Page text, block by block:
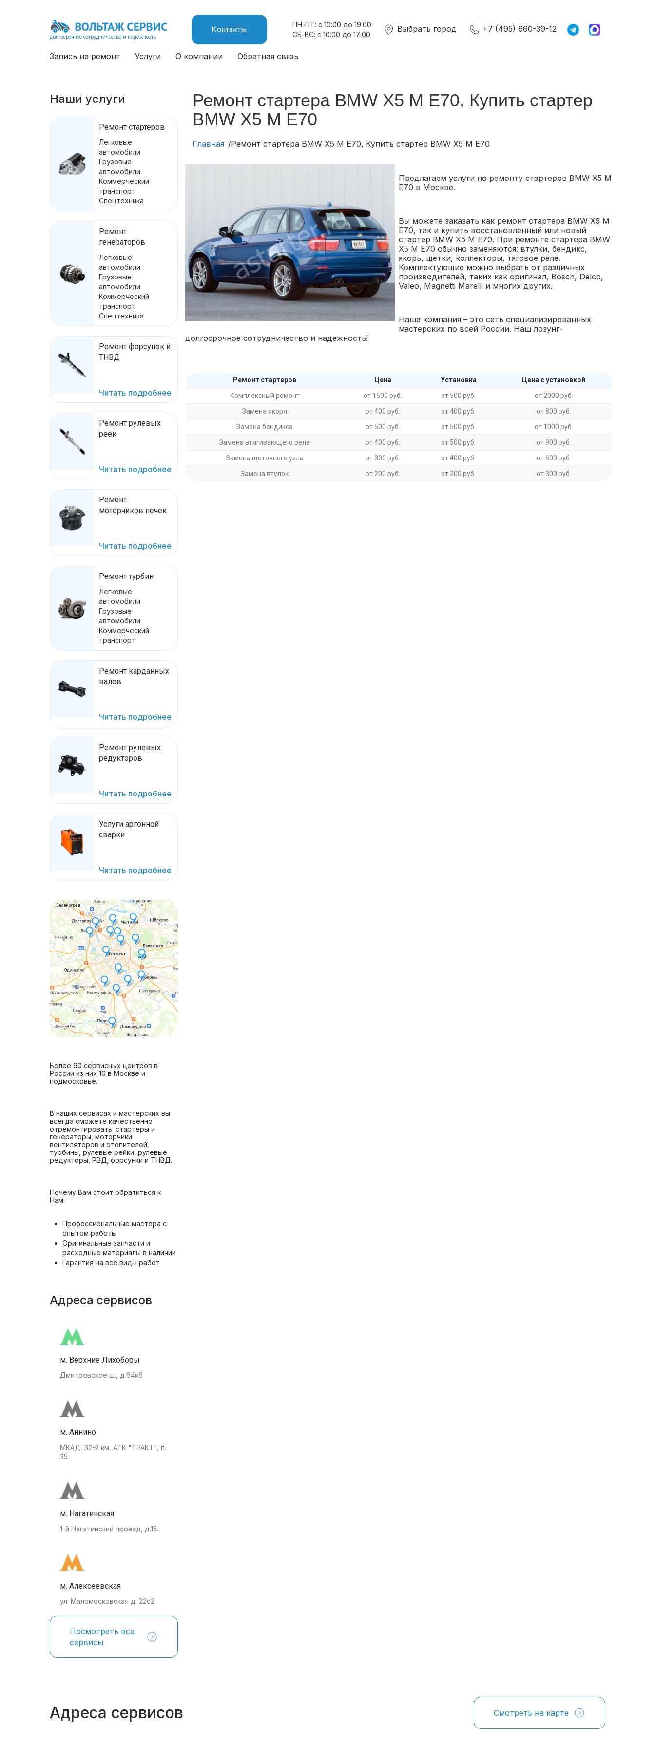
Долгосрочное сотрудничество и надежность
Запись на ремонт Услуги О компании Обратная связь
Контакты
ПН-ПТ: с 10:00 до 19:00
СБ-ВС: с 10:00 до 17:00
Выбрать город +7 (495) 660-39-12
Наши услуги
Ремонт стартеров
Легковые
автомобили
Грузовые
автомобили
Коммерческий
транспорт
Спецтехника
Ремонт
генераторов
Легковые
автомобили
Грузовые
автомобили
Коммерческий
транспорт
Спецтехника
Ремонт форсунок и
ТНВД
Читать подробнее
Ремонт рулевых
реек
Читать подробнее
Ремонт
моторчиков печек
Читать подробнее
Ремонт турбин
Легковые
автомобили
Грузовые
автомобили
Коммерческий
транспорт
Ремонт карданных
валов
Читать подробнее
Ремонт рулевых
редукторов
Читать подробнее
Услуги аргонной
сварки
Читать подробнее
Более 90 сервисных центров в
России из них 16 в Москве и
подмосковье.
В наших сервисах и мастерских вы
всегда сможете качественно
отремонтировать: стартеры и
генераторы, моторчики
вентиляторов и отопителей,
турбины, рулевые рейки, рулевые
редукторы, РВД, форсунки и ТНВД.
Почему Вам стоит обратиться к
Нам:
Профессиональные мастера с
опытом работы
Оригинальные запчасти и
расходные материалы в наличии
Гарантия на все виды работ
Адреса сервисов
м. Верхние Лихоборы
Дмитровское ш., д.64к6
м. Аннино
МКАД, 32-й км, АТК "ТРАКТ", п.
35
м. Нагатинская
1-й Нагатинский проезд, д.15.
м. Алексеевская
ул. Маломосковская д. 22с2
Посмотреть все
сервисы
Ремонт стартера BMW X5 M E70, Купить стартер
BMW X5 M E70
Главная Ремонт стартера BMW X5 M E70, Купить стартер BMW X5 M E70
Предлагаем услуги по ремонту стартеров BMW X5 M
E70 в Москве.
Вы можете заказать как ремонт стартера BMW X5 M
E70, так и купить восстановленный или новый
стартер BMW X5 M E70. При ремонте стартера BMW
X5 M E70 обычно заменяются: втулки, бендикс,
якорь, щетки, коллекторы, тяговое реле.
Комплектующие можно выбрать от различных
производителей, таких как оригинал, Bosch, Delco,
Valeo, Magnetti Marelli и многих других.
Наша компания – это сеть специализированных
мастерских по всей России. Наш лозунг-
долгосрочное сотрудничество и надежность!
Ремонт стартеров Цена Установка
Цена с установкой
Комплексный ремонт
от 1500 руб. от 500 руб.
от 2000 руб.
Замена якоря
от 400 руб. от 400 руб.
от 800 руб.
Замена бендикса
от 500 руб. от 500 руб.
от 1000 руб.
Замена втягивающего реле
от 400 руб. от 500 руб.
от 900 руб.
Замена щеточного узла
от 300 руб. от 400 руб.
от 600 руб.
Замена втулок
от 200 руб. от 200 руб. от 300 руб.
Адреса сервисов Смотреть на карте